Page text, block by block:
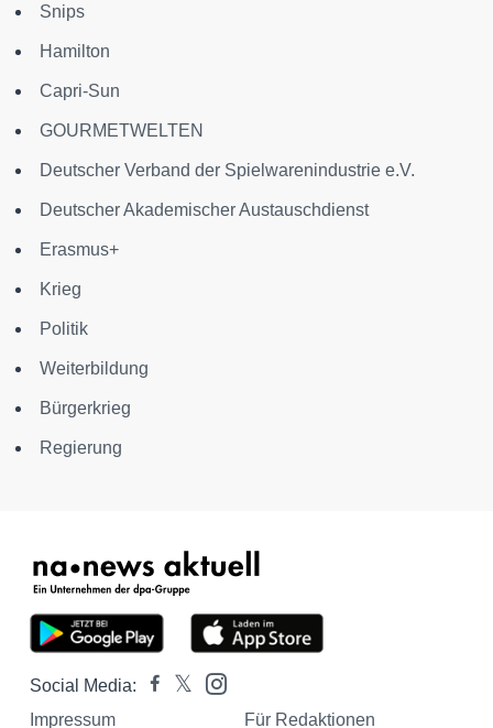
Snips
Hamilton
Capri-Sun
GOURMETWELTEN
Deutscher Verband der Spielwarenindustrie e.V.
Deutscher Akademischer Austauschdienst
Erasmus+
Krieg
Politik
Weiterbildung
Bürgerkrieg
Regierung
Social Media:
Impressum
Für Redaktionen